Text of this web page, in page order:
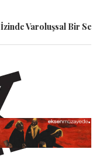
Varoluşsal Bir Sentez